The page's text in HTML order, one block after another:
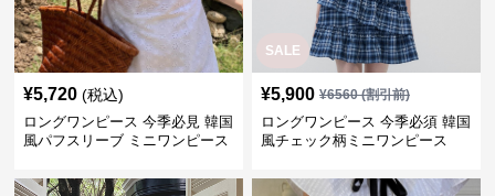
¥5,720 (税込)
ロングワンピース 今季必見 韓国
風パフスリーブ ミニワンピース
SALE
¥5,900 ¥6560(割引前)
ロングワンピース 今季必須 韓国
風チェック柄ミニワンピース